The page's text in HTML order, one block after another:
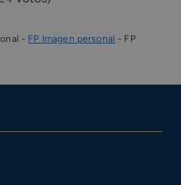
- FP Imagen personal - FP